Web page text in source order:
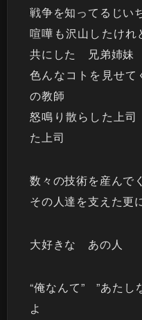
戦争を知ってるじ
喧嘩も沢山したけ
共にした 兄弟姉妹
色んなコトを見せ
の教師
怒鳴り散らした上
た上司
数々の技術を産んで
その人達を支えた
大好きな あの人
“俺なんて” ”あた
よ